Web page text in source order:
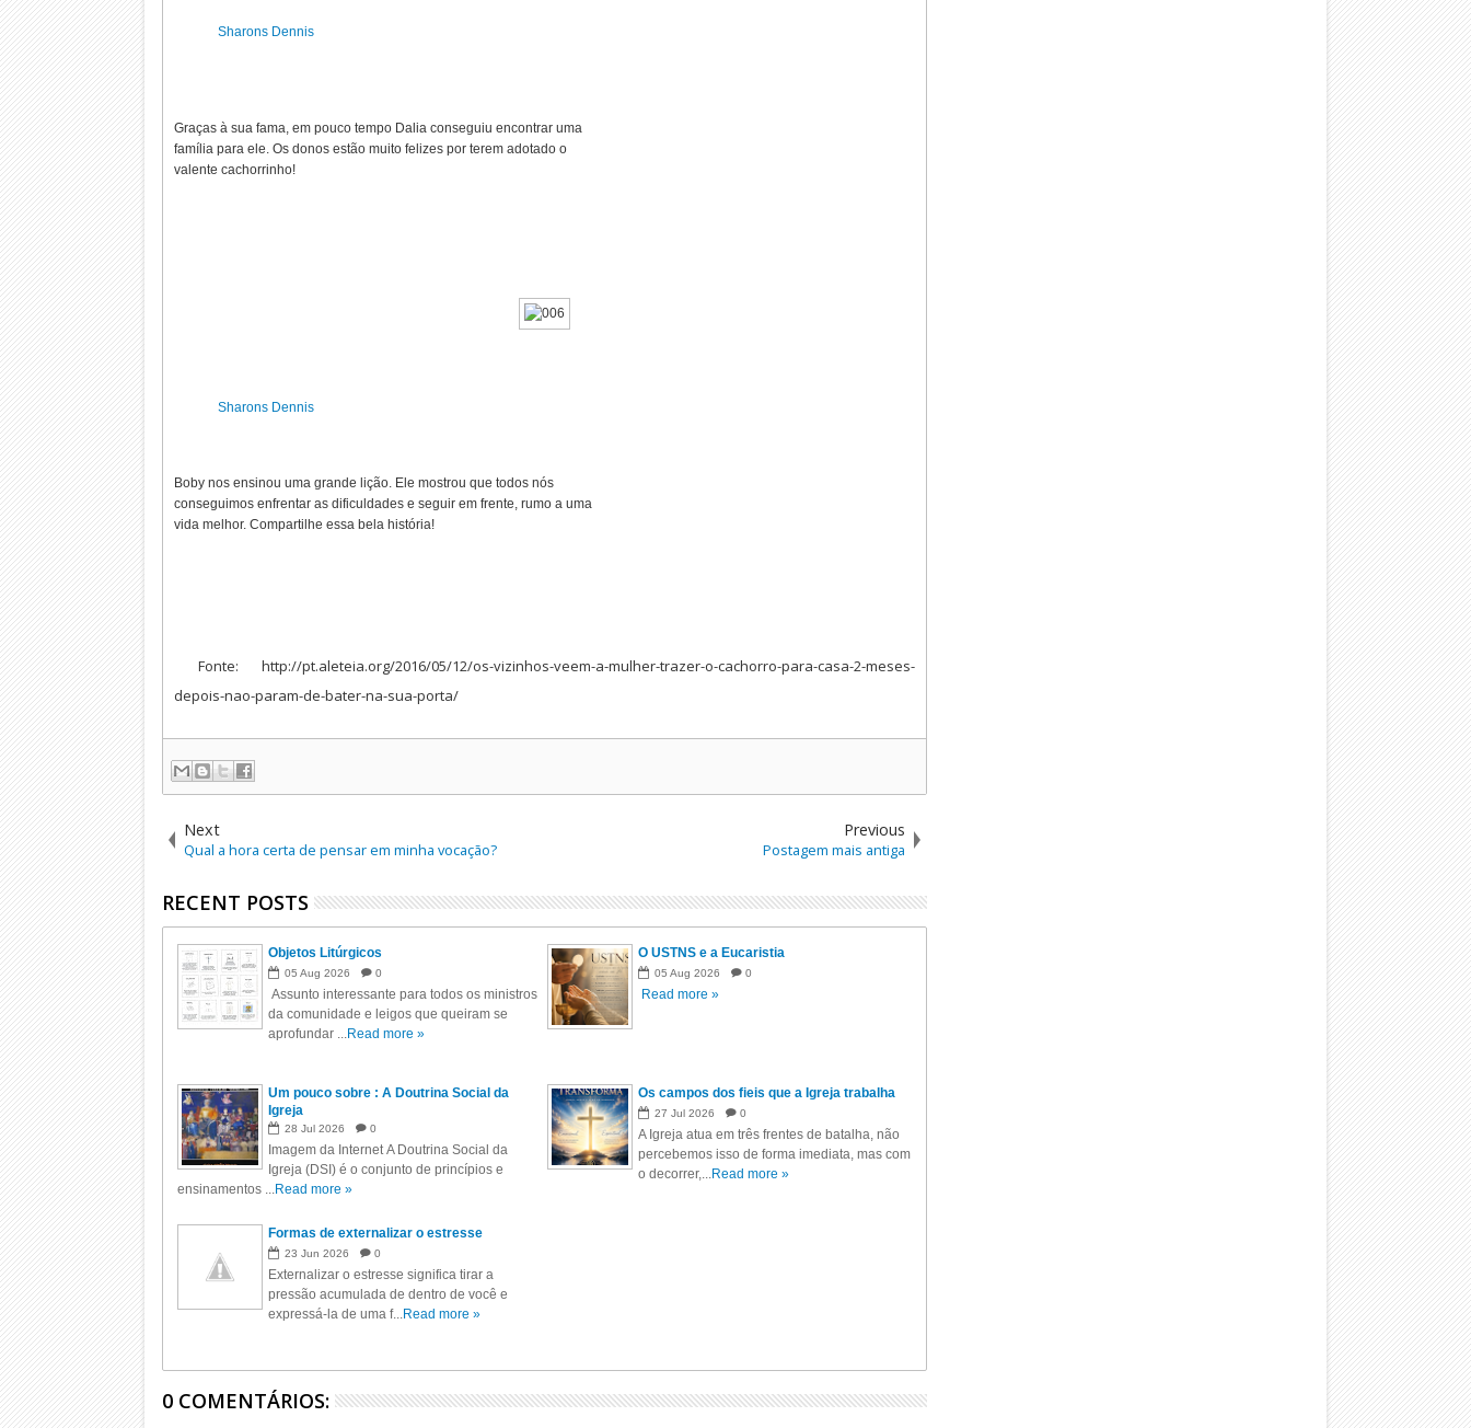
Sharons Dennis
Graças à sua fama, em pouco tempo Dalia conseguiu encontrar uma
família para ele. Os donos estão muito felizes por terem adotado o
valente cachorrinho!
Sharons Dennis
Boby nos ensinou uma grande lição. Ele mostrou que todos nós
conseguimos enfrentar as dificuldades e seguir em frente, rumo a uma
vida melhor. Compartilhe essa bela história!
Fonte: http://pt.aleteia.org/2016/05/12/os-vizinhos-veem-a-mulher-trazer-o-cachorro-para-casa-2-meses-
depois-nao-param-de-bater-na-sua-porta/
Next
Qual a hora certa de pensar em minha vocação?
Previous
Postagem mais antiga
RECENT POSTS
Objetos Litúrgicos
05 Aug 2026 0
Assunto interessante para todos os ministros
da comunidade e leigos que queiram se
aprofundar ...Read more »
O USTNS e a Eucaristia
05 Aug 2026 0
Read more »
Um pouco sobre : A Doutrina Social da
Igreja
28 Jul 2026 0
Imagem da Internet A Doutrina Social da
Igreja (DSI) é o conjunto de princípios e
ensinamentos ...Read more »
Os campos dos fieis que a Igreja trabalha
27 Jul 2026 0
A Igreja atua em três frentes de batalha, não
percebemos isso de forma imediata, mas com
o decorrer,...Read more »
Formas de externalizar o estresse
23 Jun 2026 0
Externalizar o estresse significa tirar a
pressão acumulada de dentro de você e
expressá-la de uma f...Read more »
0 COMENTÁRIOS: